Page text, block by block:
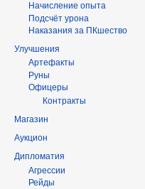
Начисление опыта
Подсчёт урона
Наказания за ПКшество
Улучшения
Артефакты
Руны
Офицеры
Контракты
Магазин
Аукцион
Дипломатия
Агрессии
Рейды